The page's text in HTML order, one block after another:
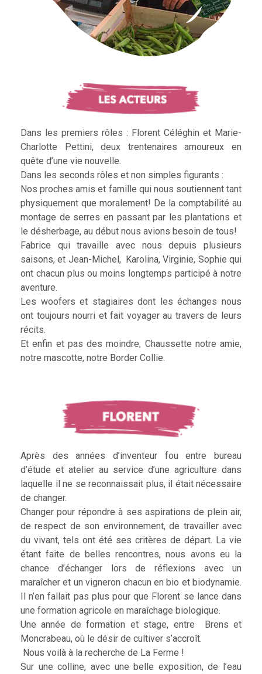
Dans les premiers rôles : Florent Céléghin et Marie-
Charlotte Pettini, deux trentenaires amoureux en
quête d’une vie nouvelle.
Dans les seconds rôles et non simples figurants :
Nos proches amis et famille qui nous soutiennent tant
physiquement que moralement! De la comptabilité au
montage de serres en passant par les plantations et
le désherbage, au début nous avions besoin de tous!
Fabrice qui travaille avec nous depuis plusieurs
saisons, et Jean-Michel, Karolina, Virginie, Sophie qui
ont chacun plus ou moins longtemps participé à notre
aventure.
Les woofers et stagiaires dont les échanges nous
ont toujours nourri et fait voyager au travers de leurs
récits.
Et enfin et pas des moindre, Chaussette notre amie,
notre mascotte, notre Border Collie.
Après des années d’inventeur fou entre bureau
d’étude et atelier au service d’une agriculture dans
laquelle il ne se reconnaissait plus, il était nécessaire
de changer.
Changer pour répondre à ses aspirations de plein air,
de respect de son environnement, de travailler avec
du vivant, tels ont été ses critères de départ. La vie
étant faite de belles rencontres, nous avons eu la
chance d’échanger lors de réflexions avec un
maraîcher et un vigneron chacun en bio et biodynamie.
Il n’en fallait pas plus pour que Florent se lance dans
une formation agricole en maraîchage biologique.
Une année de formation et stage, entre Brens et
Moncrabeau, où le désir de cultiver s’accroît.
Nous voilà à la recherche de La Ferme !
Sur une colline, avec une belle exposition, de l’eau